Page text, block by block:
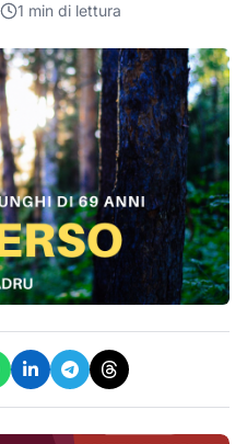
1 min di lettura